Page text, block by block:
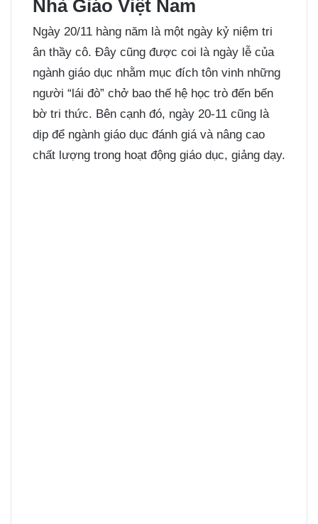
Nhà Giáo Việt Nam
Ngày 20/11 hàng năm là một ngày kỷ niệm tri
ân thầy cô. Đây cũng được coi là ngày lễ của
ngành giáo dục nhằm mục đích tôn vinh những
người “lái đò” chở bao thế hệ học trò đến bến
bờ tri thức. Bên cạnh đó, ngày 20-11 cũng là
dịp để ngành giáo dục đánh giá và nâng cao
chất lượng trong hoạt động giáo dục, giảng dạy.